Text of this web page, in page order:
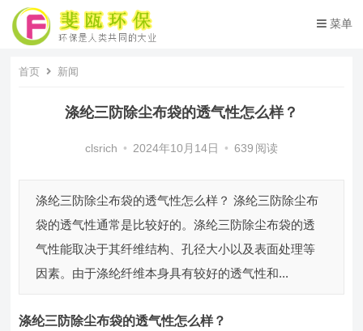
菜单
首页 新闻
涤纶三防除尘布袋的透气性怎么样？
clsrich • 2024年10月14日 • 639 阅读
涤纶三防除尘布袋的透气性怎么样？ 涤纶三防除尘布
袋的透气性通常是比较好的。涤纶三防除尘布袋的透
气性能取决于其纤维结构、孔径大小以及表面处理等
因素。由于涤纶纤维本身具有较好的透气性和...
涤纶三防除尘布袋的透气性怎么样？